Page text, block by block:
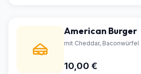
American Burger
mit Cheddar, Baconwürfel
10,00 €